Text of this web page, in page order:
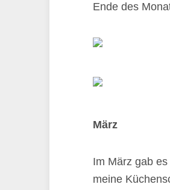
Ende des
März
Im März gab
meine